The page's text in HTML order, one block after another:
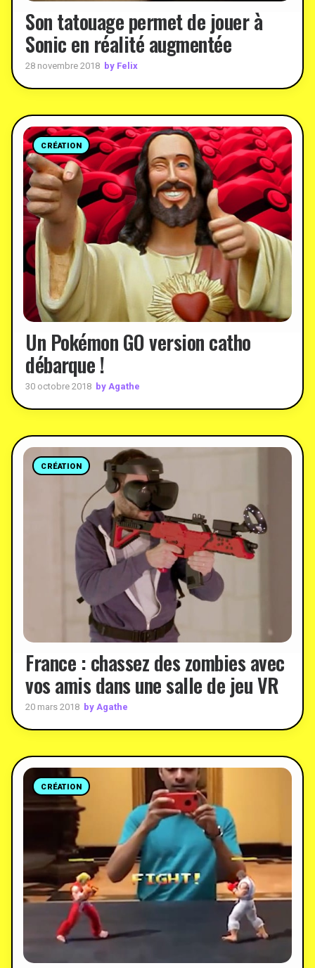
Son tatouage permet de jouer à
Sonic en réalité augmentée
28 novembre 2018 by Felix
CRÉATION
Un Pokémon GO version catho
débarque !
30 octobre 2018 by Agathe
CRÉATION
France : chassez des zombies avec
vos amis dans une salle de jeu VR
20 mars 2018 by Agathe
CRÉATION